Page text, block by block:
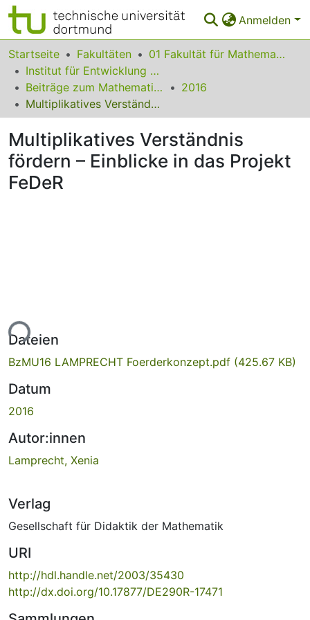
Anmelden
Bereiche & Sammlungen
Das gesamte Repositorium
Statistiken
FAQ
Leitlinien
Zurück zur Startseite
Startseite Fakultäten
01 Fakultät für Mathematik
Institut für Entwicklung und Erforschung des Mathematikunterrichts
Beiträge zum Mathematikunterricht
2016
Multiplikatives Verständnis fördern – Einblicke in das Projekt FeDeR
Multiplikatives Verständnis
fördern – Einblicke in das Projekt
FeDeR
Dateien
BzMU16 LAMPRECHT Foerderkonzept.pdf (425.67 KB)
Datum
2016
Autor:innen
Lamprecht, Xenia
Verlag
Gesellschaft für Didaktik der Mathematik
URI
http://hdl.handle.net/2003/35430
http://dx.doi.org/10.17877/DE290R-17471